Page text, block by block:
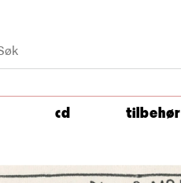
cd tilbehør